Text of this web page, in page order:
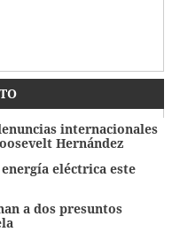
internacionales
Hernández
eléctrica este
a dos presuntos